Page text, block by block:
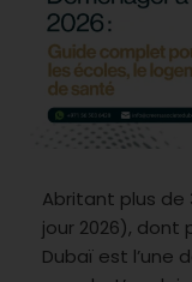
Abritant plus de
jour 2026), dont
Dubaï est l’une